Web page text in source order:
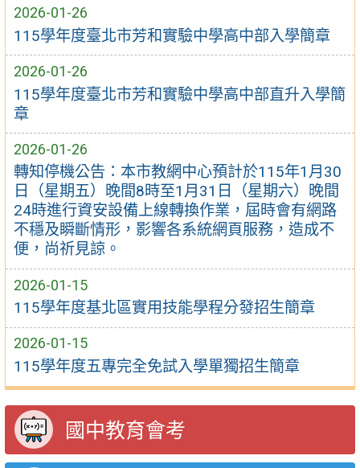
2026-01-26
115學年度臺北市芳和實驗中學高中部入學簡章
2026-01-26
115學年度臺北市芳和實驗中學高中部直升入學簡
章
2026-01-26
轉知停機公告：本市教網中心預計於115年1月30
日（星期五）晚間8時至1月31日（星期六）晚間
24時進行資安設備上線轉換作業，屆時會有網路
不穩及瞬斷情形，影響各系統網頁服務，造成不
便，尚祈見諒。
2026-01-15
115學年度基北區實用技能學程分發招生簡章
2026-01-15
115學年度五專完全免試入學單獨招生簡章
國中教育會考